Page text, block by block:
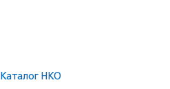
Каталог НКО